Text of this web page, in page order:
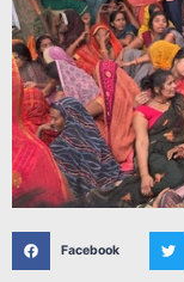
Facebook